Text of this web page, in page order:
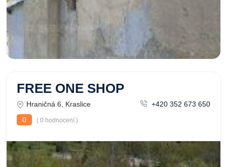
FREE ONE SHOP
Hraničná 6, Kraslice
+420 352 673 650
0
( 0 hodnocení )